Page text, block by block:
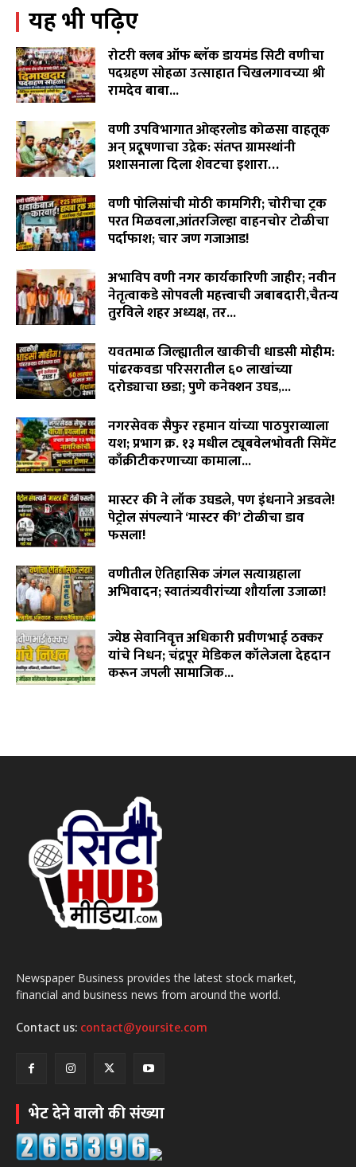
यह भी पढ़िए
रोटरी क्लब ऑफ ब्लॅक डायमंड सिटी वणीचा
पदग्रहण सोहळा उत्साहात चिखलगावच्या श्री
रामदेव बाबा...
वणी उपविभागात ओव्हरलोड कोळसा वाहतूक
अन् प्रदूषणाचा उद्रेक: संतप्त ग्रामस्थांनी
प्रशासनाला दिला शेवटचा इशारा…
वणी पोलिसांची मोठी कामगिरी; चोरीचा ट्रक
परत मिळवला,आंतरजिल्हा वाहनचोर टोळीचा
पर्दाफाश; चार जण गजाआड!
अभाविप वणी नगर कार्यकारिणी जाहीर; नवीन
नेतृत्वाकडे सोपवली महत्त्वाची जबाबदारी,चैतन्य
तुरविले शहर अध्यक्ष, तर...
यवतमाळ जिल्ह्यातील खाकीची धाडसी मोहीम:
पांढरकवडा परिसरातील ६० लाखांच्या
दरोड्याचा छडा; पुणे कनेक्शन उघड,...
नगरसेवक सैफुर रहमान यांच्या पाठपुराव्याला
यश; प्रभाग क्र. १३ मधील ट्यूबवेलभोवती सिमेंट
काँक्रीटीकरणाच्या कामाला...
मास्टर की ने लॉक उघडले, पण इंधनाने अडवले!
पेट्रोल संपल्याने ‘मास्टर की’ टोळीचा डाव
फसला!
वणीतील ऐतिहासिक जंगल सत्याग्रहाला
अभिवादन; स्वातंत्र्यवीरांच्या शौर्याला उजाळा!
ज्येष्ठ सेवानिवृत्त अधिकारी प्रवीणभाई ठक्कर
यांचे निधन; चंद्रपूर मेडिकल कॉलेजला देहदान
करून जपली सामाजिक...
Newspaper Business provides the latest stock market,
financial and business news from around the world.
Contact us: contact@yoursite.com
भेट देने वालो की संख्या